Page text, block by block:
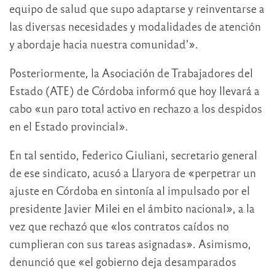
equipo de salud que supo adaptarse y reinventarse a
las diversas necesidades y modalidades de atención
y abordaje hacia nuestra comunidad'».
Posteriormente, la Asociación de Trabajadores del
Estado (ATE) de Córdoba informó que hoy llevará a
cabo «un paro total activo en rechazo a los despidos
en el Estado provincial».
En tal sentido, Federico Giuliani, secretario general
de ese sindicato, acusó a Llaryora de «perpetrar un
ajuste en Córdoba en sintonía al impulsado por el
presidente Javier Milei en el ámbito nacional», a la
vez que rechazó que «los contratos caídos no
cumplieran con sus tareas asignadas». Asimismo,
denunció que «el gobierno deja desamparados